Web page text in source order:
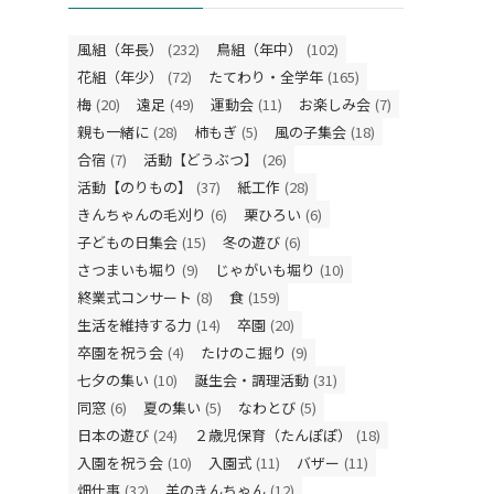
風組（年長） (232) 鳥組（年中）
(102)
花組（年少）
(72) たてわり・全学年 (165)
梅 (20) 遠足 (49) 運動会 (11) お楽しみ会 (7)
親も一緒に (28) 柿もぎ (5) 風の子集会 (18)
合宿 (7) 活動【どうぶつ】
(26)
活動【のりもの】
(37) 紙工作 (28)
きんちゃんの毛刈り (6) 栗ひろい (6)
子どもの日集会 (15) 冬の遊び (6)
さつまいも堀り (9) じゃがいも堀り (10)
終業式コンサート (8) 食 (159)
生活を維持する力 (14) 卒園 (20)
卒園を祝う会 (4) たけのこ掘り (9)
七夕の集い (10) 誕生会・調理活動 (31)
同窓 (6) 夏の集い (5) なわとび (5)
日本の遊び (24) ２歳児保育（たんぽぽ）
(18)
入園を祝う会 (10) 入園式 (11) バザー (11)